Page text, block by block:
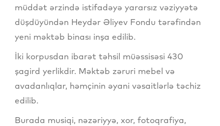
müddət ərzində istifadəyə yararsız vəziyyətə
düşdüyündən Heydər Əliyev Fondu tərəfindən
yeni məktəb binası inşa edilib.
İki korpusdan ibarət təhsil müəssisəsi 430
şagird yerlikdir. Məktəb zəruri mebel və
avadanlıqlar, həmçinin əyani vəsaitlərlə təchiz
edilib.
Burada musiqi, nəzəriyyə, xor, fotoqrafiya,